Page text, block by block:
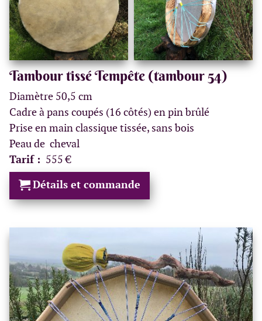
Tambour tissé Tempête (tambour 54)
Diamètre 50,5 cm
Cadre à pans coupés (16 côtés) en pin brûlé
Prise en main classique tissée, sans bois
Peau de cheval
Tarif : 555 €
Détails et commande